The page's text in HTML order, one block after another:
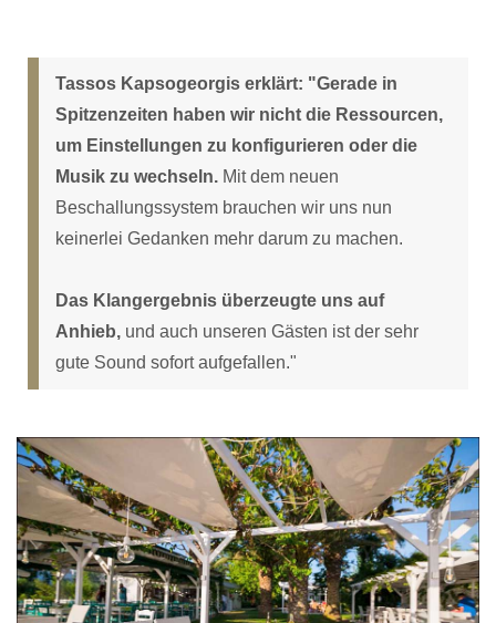
Tassos Kapsogeorgis erklärt: "Gerade in
Spitzenzeiten haben wir nicht die Ressourcen,
um Einstellungen zu konfigurieren oder die
Musik zu wechseln. Mit dem neuen
Beschallungssystem brauchen wir uns nun
keinerlei Gedanken mehr darum zu machen.
Das Klangergebnis überzeugte uns auf
Anhieb, und auch unseren Gästen ist der sehr
gute Sound sofort aufgefallen."